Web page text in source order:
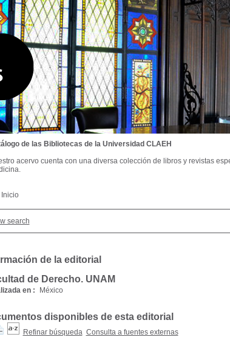
Inicio
search
de la editorial
de Derecho. UNAM
en : México
disponibles de esta editorial
Refinar búsqueda Consulta a fuentes externas
de las Bibliotecas de la Universidad CLAEH
acervo cuenta con una diversa colección de libros y revistas